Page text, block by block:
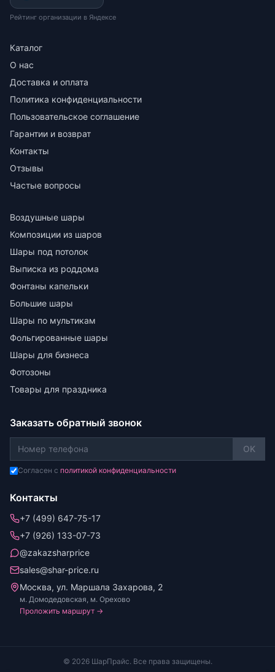
Рейтинг организации в Яндексе
Каталог
О нас
Доставка и оплата
Политика конфиденциальности
Пользовательское соглашение
Гарантии и возврат
Контакты
Отзывы
Частые вопросы
Воздушные шары
Композиции из шаров
Шары под потолок
Выписка из роддома
Фонтаны капельки
Большие шары
Шары по мультикам
Фольгированные шары
Шары для бизнеса
Фотозоны
Товары для праздника
Заказать обратный звонок
OK
Согласен с политикой конфиденциальности
Контакты
+7 (499) 647-75-17
+7 (926) 133-07-73
@zakazsharprice
sales@shar-price.ru
Москва, ул. Маршала Захарова, 2
м. Домодедовская, м. Орехово
Проложить маршрут →
© 2026 ШарПрайс. Все права защищены.